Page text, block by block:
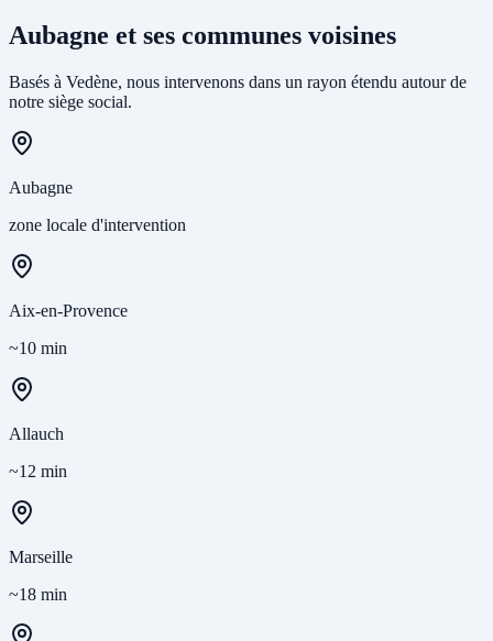
Aubagne et ses communes voisines
Basés à Vedène, nous intervenons dans un rayon étendu autour de
notre siège social.
Aubagne
zone locale d'intervention
Aix-en-Provence
~10 min
Allauch
~12 min
Marseille
~18 min